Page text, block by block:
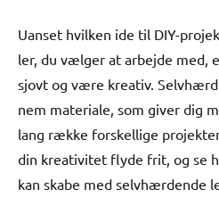
Uanset hvilken ide til DIY-
ler, du vælger at arbejde med,
sjovt og være kreativ.
nem materiale, som giver dig
lang række forskellige
din kreativitet flyde frit, og se
kan skabe med selvhærdende